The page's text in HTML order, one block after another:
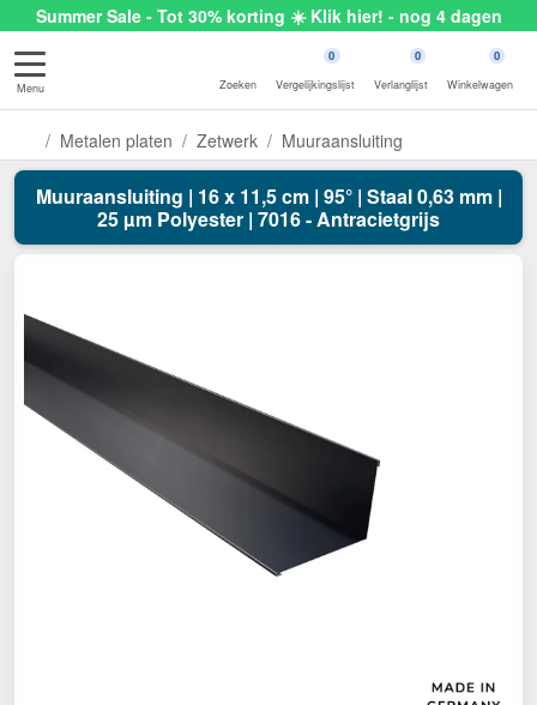
Summer Sale - Tot 30% korting ☀️ Klik hier! - nog 4 dagen
Menu Zoeken
0
Vergelijkingslijst
0
Verlanglijst
0
Winkelwagen
Metalen platen Zetwerk Muuraansluiting
Muuraansluiting | 16 x 11,5 cm | 95° | Staal 0,63 mm |
25 µm Polyester | 7016 - Antracietgrijs